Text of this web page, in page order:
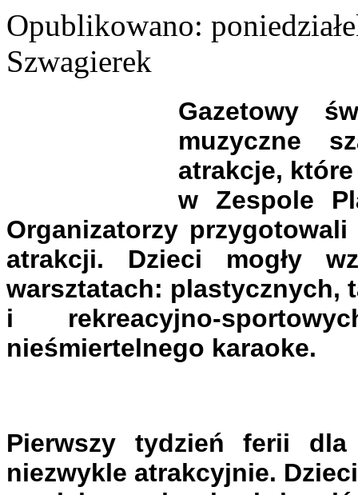
Opublikowano:
Szwagierek
Gazetowy
muzyczne
atrakcje,
w Zespole
Organizatorzy
atrakcji. Dzieci mogły
warsztatach: plastycznych,
i rekreacyjno-
nieśmiertelnego karaoke.
Pierwszy tydzień ferii dla
niezwykle atrakcyjnie.